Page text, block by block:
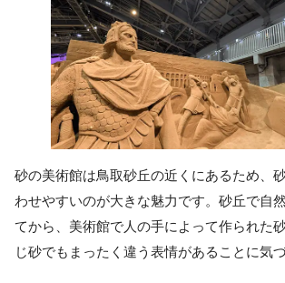
砂の美術館は鳥取砂丘の近くにあるため、
わせやすいのが大きな魅力です。砂丘で自
てから、美術館で人の手によって作られた
じ砂でもまったく違う表情があることに気づ